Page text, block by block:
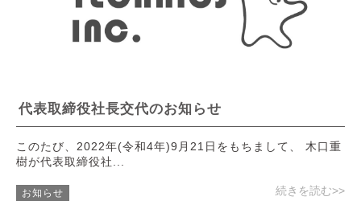
代表取締役社長交代のお知らせ
このたび、2022年(令和4年)9月21日をもちまして、 木口重
樹が代表取締役社...
お知らせ 続きを読む>>